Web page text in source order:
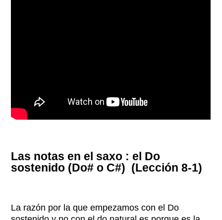
Las notas en el saxo : el Do
sostenido (Do# o C#) (Lección 8-1)
La razón por la que empezamos con el Do